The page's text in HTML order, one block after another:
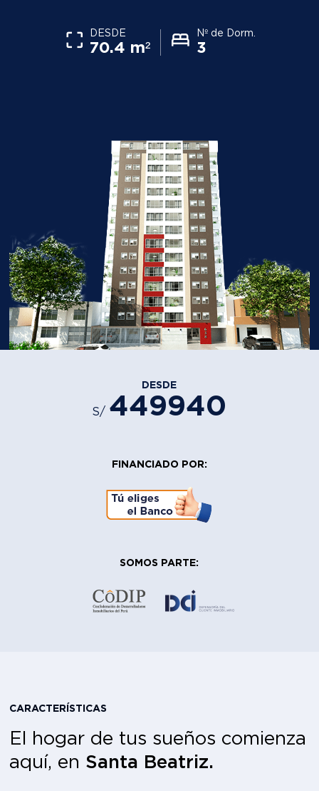
DESDE
70.4 m²
Nº de Dorm.
3
DESDE
S/ 449940
FINANCIADO POR:
SOMOS PARTE:
CARACTERÍSTICAS
El hogar de tus sueños comienza
aquí, en Santa Beatriz.